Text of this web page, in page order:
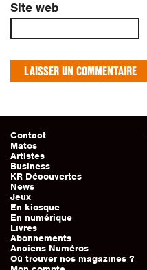
Site web
Contact
Matos
Artistes
Business
KR Découvertes
News
Jeux
En kiosque
En numérique
Livres
Abonnements
Anciens Numéros
Où trouver nos magazines ?